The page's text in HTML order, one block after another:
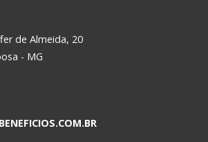
de Almeida, 20
- MG